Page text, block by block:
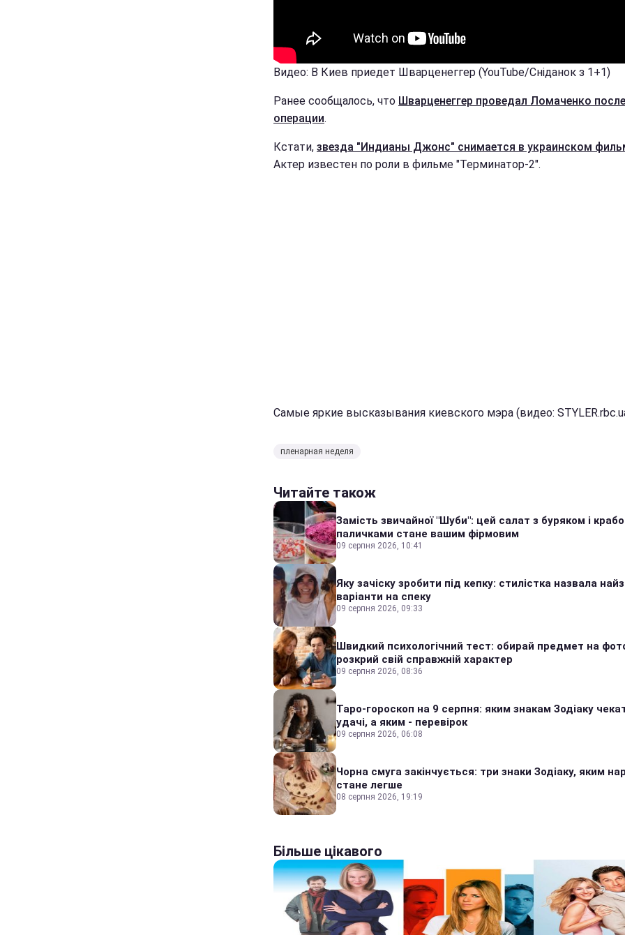
Видео: В Киев приедет Шварценеггер (YouTube/Сніданок з 1+1)
Ранее сообщалось, что Шварценеггер проведал Ломаченко после
операции.
Кстати, звезда "Индианы Джонс" снимается в украинском
Актер известен по роли в фильме "Терминатор-2".
Самые яркие высказывания киевского мэра (видео:
пленарная неделя
Читайте також
Замість звичайної "Шуби": цей салат з буряком і
паличками стане вашим фірмовим
09 серпня 2026, 10:41
Яку зачіску зробити під кепку: стилістка назвала
варіанти на спеку
09 серпня 2026, 09:33
Швидкий психологічний тест: обирай предмет на
розкрий свій справжній характер
09 серпня 2026, 08:36
Таро-гороскоп на 9 серпня: яким знакам Зодіаку
удачі, а яким - перевірок
09 серпня 2026, 06:08
Чорна смуга закінчується: три знаки Зодіаку, яким
стане легше
08 серпня 2026, 19:19
Більше цікавого